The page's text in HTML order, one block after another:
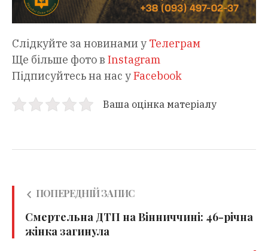
Слідкуйте за новинами у Телеграм
Ще більше фото в Instagram
Підписуйтесь на нас уFacebook
Ваша оцінка матеріалу
ПОПЕРЕДНІЙ ЗАПИС
Смертельна ДТП на Вінниччині: 46-річна
жінка загинула